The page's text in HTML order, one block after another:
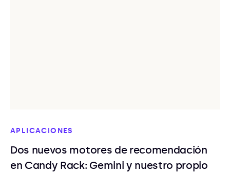
APLICACIONES
Dos nuevos motores de recomendación
en Candy Rack: Gemini y nuestro propio